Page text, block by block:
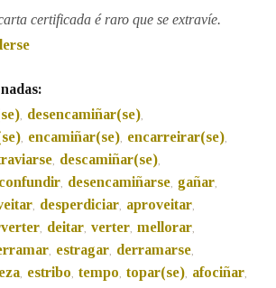
DE BUSCA
certificada é raro que se extravíe.
, desencamiñar(se),
, encamiñar(se), encarreirar(se),
, descamiñar(se),
confundir, desencamiñarse, gañar,
, desperdiciar, aproveitar,
, deitar, verter, mellorar,
, estragar, derramarse,
, estribo, tempo, topar(se), afociñar,